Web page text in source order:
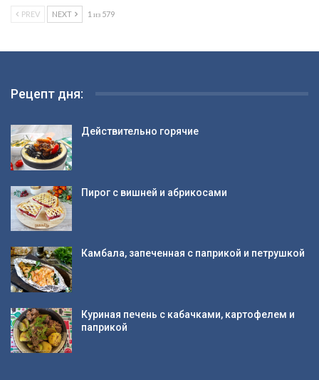
PREV NEXT 1 из 579
Рецепт дня:
Действительно горячие
Пирог с вишней и абрикосами
Камбала, запеченная с паприкой и петрушкой
Куриная печень с кабачками, картофелем и
паприкой